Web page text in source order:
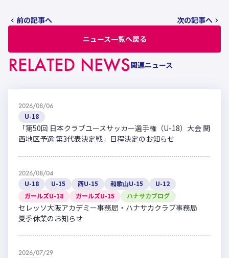
前の記事へ
ニュース一覧へ戻る
次の記事へ
RELATED NEWS関連ニュース
2026/08/06
U-18
「第50回 日本クラブユースサッカー選手権（U-18）大会 関
西地区予選 第3代表決定戦」日程決定のお知らせ
2026/08/04
U-18 U-15 西U-15 和歌山U-15
U-12
ガールズU-18
ガールズU-15 ハナサカブログ
セレッソ大阪アカデミー事務局・ハナサカクラブ事務局
夏季休業のお知らせ
2026/07/29